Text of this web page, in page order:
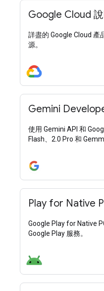
Google Cloud
詳盡的 Google Cloud 產
源。
Gemini
使用 Gemini API 和
Flash、2.0 Pro 和
Play for Native
Google Play for Native
Google Play 服務。